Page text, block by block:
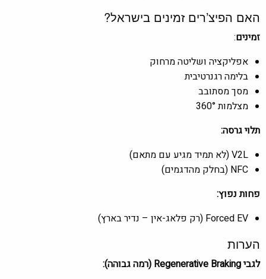
האם הפיצ’רים זמינים בישראל?
זמינים:
אפליקציה ושליטה מרחוק
בלימה רגנרטיבית
מסך מסתובב
מצלמות 360°
תלוי גרסה:
V2L (לא תמיד מגיע עם מתאם)
NFC (בחלק מהדגמים)
פחות נפוץ:
Forced EV (רק פלאג-אין – נדיר בארץ)
הערות
לגבי Regenerative Braking (רמה גבוהה):